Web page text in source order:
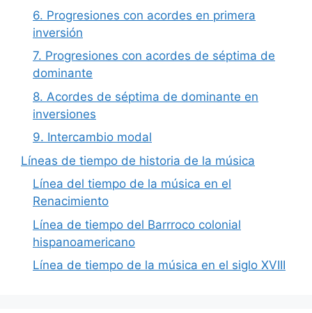
6. Progresiones con acordes en primera
inversión
7. Progresiones con acordes de séptima de
dominante
8. Acordes de séptima de dominante en
inversiones
9. Intercambio modal
Líneas de tiempo de historia de la música
Línea del tiempo de la música en el
Renacimiento
Línea de tiempo del Barrroco colonial
hispanoamericano
Línea de tiempo de la música en el siglo XVIII